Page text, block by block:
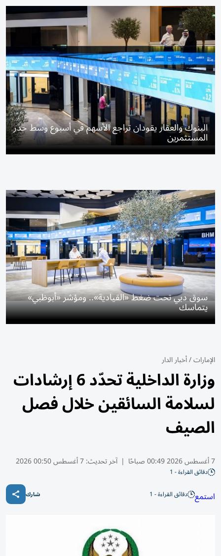
البنوك والعقار يقودان تراجع الأسهم في أسبوع وسط حذر
المستثمرين
سوق دبي تحت ضغط «القيادية».. ومؤشر «أبوظبي»
يتماسك
الإمارات/أخبار الدار
وزارة الداخلية تحدّد 6 إرشادات
لسلامة السائقين خلال فصل
الصيف
7 أغسطس 2026 00:49 صباحًا | آخر تحديث:7 أغسطس 00:50 2026
دقائق القراءة - 1
استمع دقائق القراءة - 1 شارك